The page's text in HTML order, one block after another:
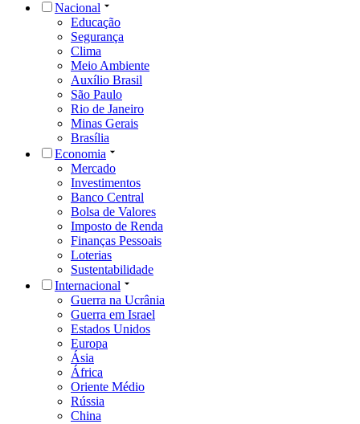
Nacional
Educação
Segurança
Clima
Meio Ambiente
Auxílio Brasil
São Paulo
Rio de Janeiro
Minas Gerais
Brasília
Economia
Mercado
Investimentos
Banco Central
Bolsa de Valores
Imposto de Renda
Finanças Pessoais
Loterias
Sustentabilidade
Internacional
Guerra na Ucrânia
Guerra em Israel
Estados Unidos
Europa
Ásia
África
Oriente Médio
Rússia
China